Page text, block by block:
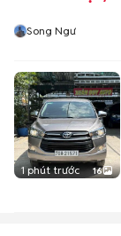
Song Ngư
1 phút trước 16